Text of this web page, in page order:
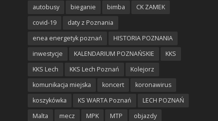
autobusy bieganie bimba
CK ZAMEK
covid-19
daty z Poznania
enea energetyk poznań
HISTORIA POZNANIA
inwestycje
KALENDARIUM POZNAŃSKIE
KKS
KKS Lech
KKS Lech Poznań
Kolejorz
komunikacja miejska
koncert
koronawirus
koszykówka
KS WARTA Poznań
LECH POZNAŃ
Malta
mecz MPK MTP
objazdy